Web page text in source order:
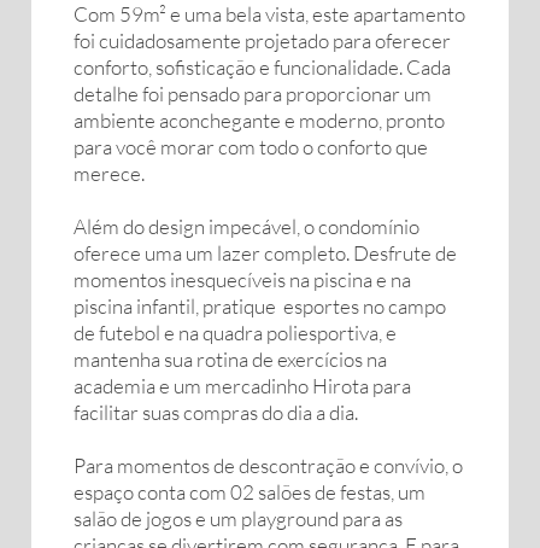
Com 59m² e uma bela vista, este apartamento
foi cuidadosamente projetado para oferecer
conforto, sofisticação e funcionalidade. Cada
detalhe foi pensado para proporcionar um
ambiente aconchegante e moderno, pronto
para você morar com todo o conforto que
merece.
Além do design impecável, o condomínio
oferece uma um lazer completo. Desfrute de
momentos inesquecíveis na piscina e na
piscina infantil, pratique esportes no campo
de futebol e na quadra poliesportiva, e
mantenha sua rotina de exercícios na
academia e um mercadinho Hirota para
facilitar suas compras do dia a dia.
Para momentos de descontração e convívio, o
espaço conta com 02 salões de festas, um
salão de jogos e um playground para as